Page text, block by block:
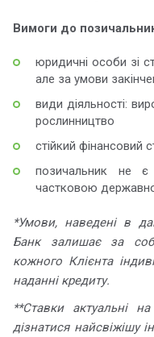
Вимоги до
юридичні особи зі
але за умови
види діяльності:
рослинництво
стійкий фінансовий
позичальник не
частковою
*Умови, наведені в
Банк залишає за
кожного Клієнта
наданні кредиту.
**Ставки актуальні
дізнатися найсвіжішу